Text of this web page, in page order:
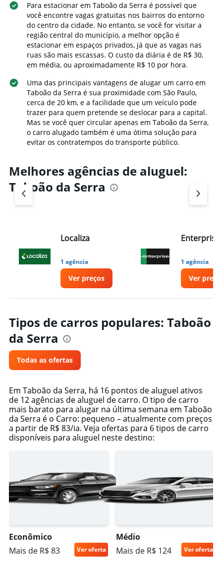
Para estacionar em Taboão da Serra é possível que
você encontre vagas gratuitas nos bairros do entorno
do centro da cidade. No entanto, se você for visitar a
região central do município, a melhor opção é
estacionar em espaços privados, já que as vagas nas
ruas são mais escassas. O custo da diária é de R$ 30,
em média, ou aproximadamente R$ 10 por hora.
Uma das principais vantagens de alugar um carro em
Taboão da Serra é sua proximidade com São Paulo,
cerca de 20 km, e a facilidade que um veículo pode
trazer para quem pretende se deslocar para a capital.
Mas se você quer circular apenas em Taboão da Serra,
o carro alugado também é uma ótima solução para
evitar os contratempos do transporte público.
Melhores agências de aluguel:
Taboão da Serra
Localiza
1 agência
Ver preços
Enterprise
1 agência
Ver
Tipos de carros populares: Taboão
da Serra
Todas as ofertas
Em Taboão da Serra, há 16 pontos de aluguel ativos
de 12 agências de aluguel de carro. O tipo de carro
mais barato para alugar na última semana em Taboão
da Serra é o Carro: pequeno – atualmente com preços
a partir de R$ 83/ia. Veja ofertas para 6 tipos de carro
disponíveis para aluguel neste destino:
Econômico
Mais de R$ 83
Ver oferta
Médio
Mais de R$ 124
Ver oferta